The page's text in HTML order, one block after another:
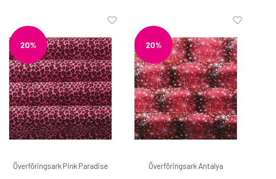
20%
Överföringsark Pink Paradise
20%
Överföringsark Antalya